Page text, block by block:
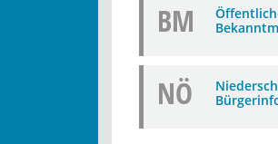
BM
NÖ